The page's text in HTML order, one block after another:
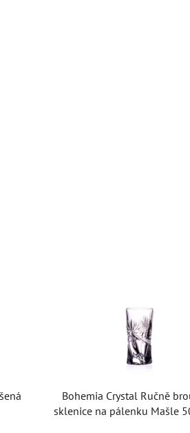
Bohemia Crystal Ručně
sklenice na pálenku Mašle